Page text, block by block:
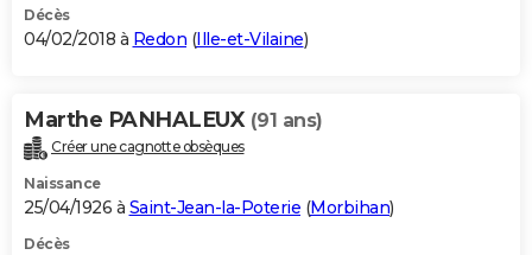
Décès
04/02/2018 à Redon (Ille-et-Vilaine)
Marthe PANHALEUX (91 ans)
Créer une cagnotte obsèques
Naissance
25/04/1926 à Saint-Jean-la-Poterie (Morbihan)
Décès